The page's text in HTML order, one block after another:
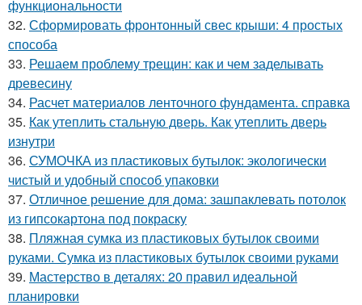
функциональности
32. Сформировать фронтонный свес крыши: 4 простых
способа
33. Решаем проблему трещин: как и чем заделывать
древесину
34. Расчет материалов ленточного фундамента. справка
35. Как утеплить стальную дверь. Как утеплить дверь
изнутри
36. СУМОЧКА из пластиковых бутылок: экологически
чистый и удобный способ упаковки
37. Отличное решение для дома: зашпаклевать потолок
из гипсокартона под покраску
38. Пляжная сумка из пластиковых бутылок своими
руками. Сумка из пластиковых бутылок своими руками
39. Мастерство в деталях: 20 правил идеальной
планировки